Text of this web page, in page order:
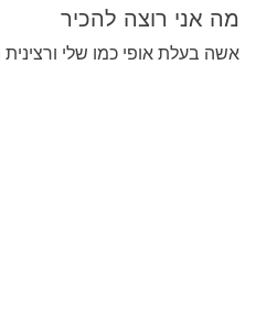
מה אני רוצה להכיר
אשה בעלת אופי כמו שלי